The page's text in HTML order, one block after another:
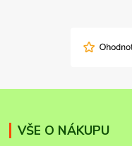
VŠE O NÁKUPU